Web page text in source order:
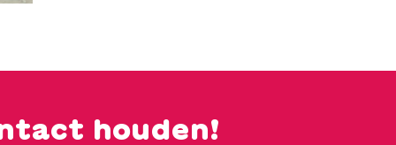
houden!